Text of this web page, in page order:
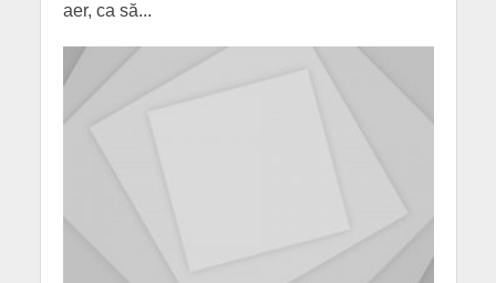
aer, ca să...